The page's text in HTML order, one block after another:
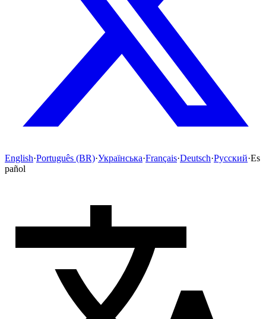
English·Português (BR)·Українська·Français·Deutsch·Русский·Es
pañol